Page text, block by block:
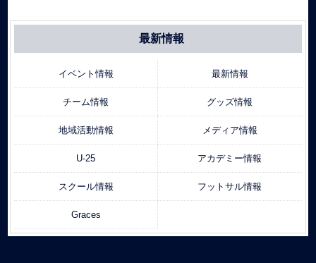
最新情報
イベント情報 最新情報
チーム情報 グッズ情報
地域活動情報 メディア情報
U-25 アカデミー情報
スクール情報 フットサル情報
Graces